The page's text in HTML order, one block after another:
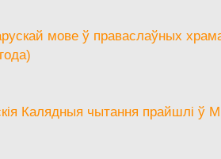
мове ў праваслаўных
Калядныя чытання прайшлі ў